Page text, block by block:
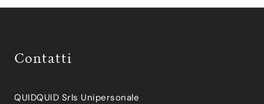
Contatti
QUIDQUID Srls Unipersonale